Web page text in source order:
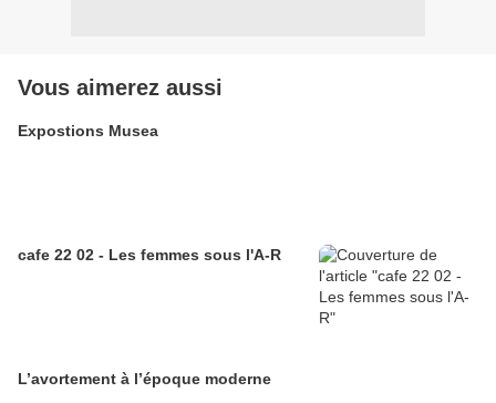
Vous aimerez aussi
Expostions Musea
cafe 22 02 - Les femmes sous l'A-R
L’avortement à l’époque moderne